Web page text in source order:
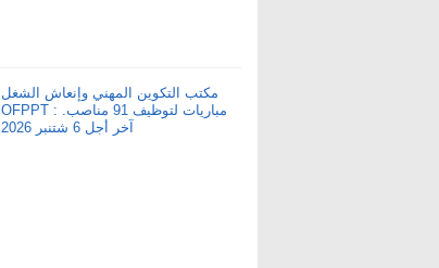
مكتب التكوين المهني وإنعاش الشغل
OFPPT : مباريات لتوظيف 91 مناصب.
آخر أجل 6 شتنبر 2026